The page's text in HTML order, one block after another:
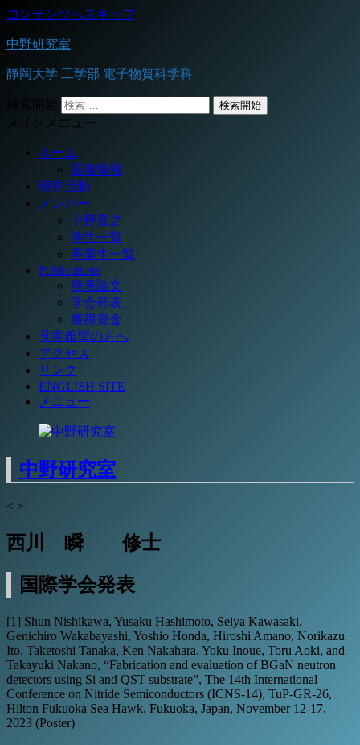
コンテンツへスキップ
中野研究室
静岡大学 工学部 電子物質科学科
検索開始
メインメニュー
ホーム
新着情報
研究活動
メンバー
中野貴之
学生一覧
卒業生一覧
Publications
発表論文
学会発表
獲得資金
見学希望の方へ
アクセス
リンク
ENGLISH SITE
メニュー
中野研究室
< >
西川 瞬 修士
国際学会発表
[1] Shun Nishikawa, Yusaku Hashimoto, Seiya Kawasaki,
Genichiro Wakabayashi, Yoshio Honda, Hiroshi Amano, Norikazu
Ito, Taketoshi Tanaka, Ken Nakahara, Yoku Inoue, Toru Aoki, and
Takayuki Nakano, “Fabrication and evaluation of BGaN neutron
detectors using Si and QST substrate”, The 14th International
Conference on Nitride Semiconductors (ICNS-14), TuP-GR-26,
Hilton Fukuoka Sea Hawk, Fukuoka, Japan, November 12-17,
2023 (Poster)